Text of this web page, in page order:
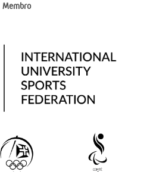
Membro